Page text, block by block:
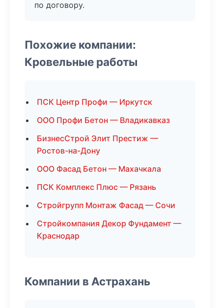
по договору.
Похожие компании:
Кровельные работы
ПСК Центр Профи — Иркутск
ООО Профи Бетон — Владикавказ
БизнесСтрой Элит Престиж —
Ростов-на-Дону
ООО Фасад Бетон — Махачкала
ПСК Комплекс Плюс — Рязань
Стройгрупп Монтаж Фасад — Сочи
Стройкомпания Декор Фундамент —
Краснодар
Компании в Астрахань